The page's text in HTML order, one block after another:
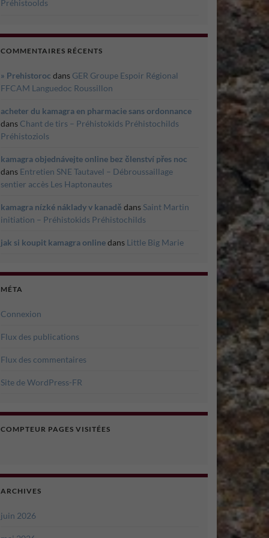
Préhistoolds
COMMENTAIRES RÉCENTS
» Prehistoroc dans GER Groupe Espoir Régional
FFCAM Languedoc Roussillon
acheter du kamagra en pharmacie sans ordonnance
dans Chant de tirs – Préhistokids Préhistochilds
Préhistoziols
kamagra objednávejte online bez členství přes noc
dans Entretien SNE Tautavel – Débroussaillage
sentier accès Les Haptonautes
kamagra nízké náklady v kanadě dans Saint Martin
initiation – Préhistokids Préhistochilds
jak si koupit kamagra onlinedans Little Big Marie
MÉTA
Connexion
Flux des publications
Flux des commentaires
Site de WordPress-FR
COMPTEUR PAGES VISITÉES
ARCHIVES
juin 2026